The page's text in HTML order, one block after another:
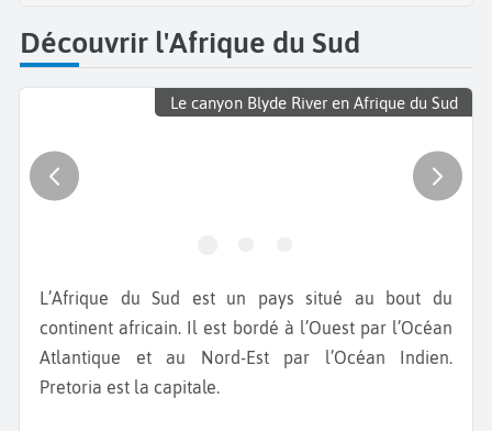
Découvrir l'Afrique du Sud
Le canyon Blyde River en Afrique du Sud
L’Afrique du Sud est un pays situé au bout du
continent africain. Il est bordé à l’Ouest par l’Océan
Atlantique et au Nord-Est par l’Océan Indien.
Pretoria est la capitale.